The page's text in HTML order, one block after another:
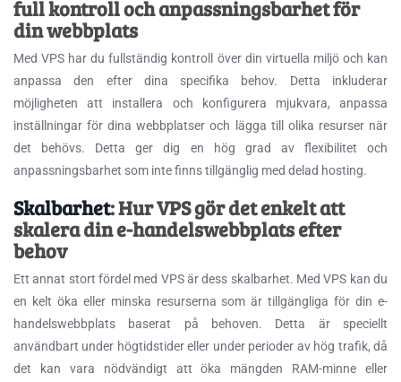
full kontroll och anpassningsbarhet för
din webbplats
Med VPS har du fullständig kontroll över din virtuella miljö och kan
anpassa den efter dina specifika behov. Detta inkluderar
möjligheten att installera och konfigurera mjukvara, anpassa
inställningar för dina webbplatser och lägga till olika resurser när
det behövs. Detta ger dig en hög grad av flexibilitet och
anpassningsbarhet som inte finns tillgänglig med delad hosting.
Skalb​​arhet: Hur VPS gör det enkelt att
skalera din e-handelswebbplats efter
behov
Ett annat stort fördel med VPS är dess skalbarhet. Med VPS kan du
en kelt öka eller minska resurserna som är tillgängliga för din e-
handelswebbplats baserat på behoven. Detta är speciellt
användbart under högtidstider eller under perioder av hög trafik, då
det kan vara nödvändigt att öka mängden RAM-minne eller